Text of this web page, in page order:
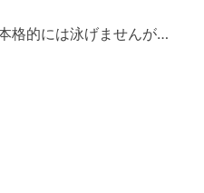
格的には泳げませんが…